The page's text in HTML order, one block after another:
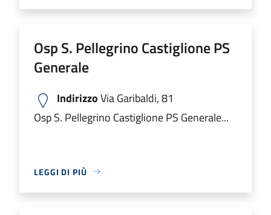
Osp S. Pellegrino Castiglione PS
Generale
IndirizzoVia Garibaldi, 81
Osp S. Pellegrino Castiglione PS Generale...
LEGGI DI PIÙ